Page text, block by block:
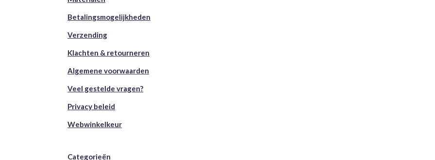
Betalingsmogelijkheden
Verzending
Klachten & retourneren
Algemene voorwaarden
Veel gestelde vragen?
Privacy beleid
Webwinkelkeur
Categorieën